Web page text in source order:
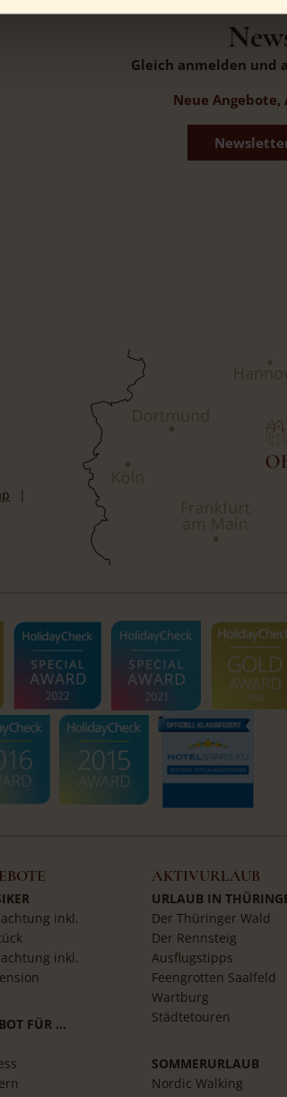
Gleich anmelden und
Neue
inkl.
inkl.
FÜR …
AKTIVURLAUB
URLAUB IN
Der Thüringer Wald
Der Rennsteig
Ausflugstipps
Feengrotten Saalfeld
Wartburg
Städtetouren
SOMMERURLAUB
Nordic Walking